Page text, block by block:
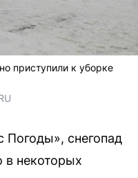
приступили к уборке
Погоды», снегопад
в некоторых